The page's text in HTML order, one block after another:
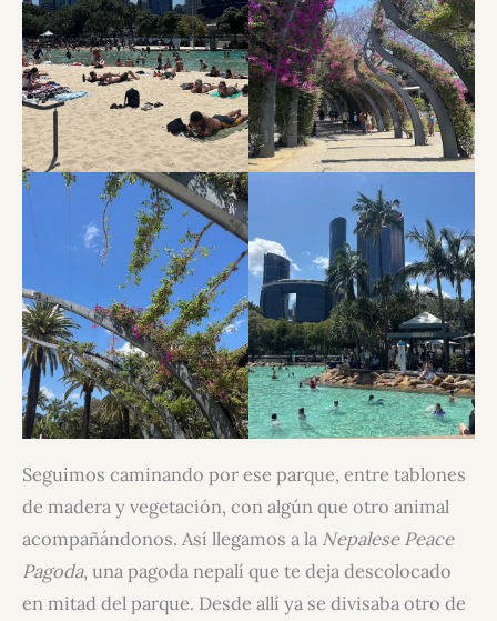
Seguimos caminando por ese parque, entre tablones
de madera y vegetación, con algún que otro animal
acompañándonos. Así llegamos a la Nepalese Peace
Pagoda, una pagoda nepalí que te deja descolocado
en mitad del parque. Desde allí ya se divisaba otro de